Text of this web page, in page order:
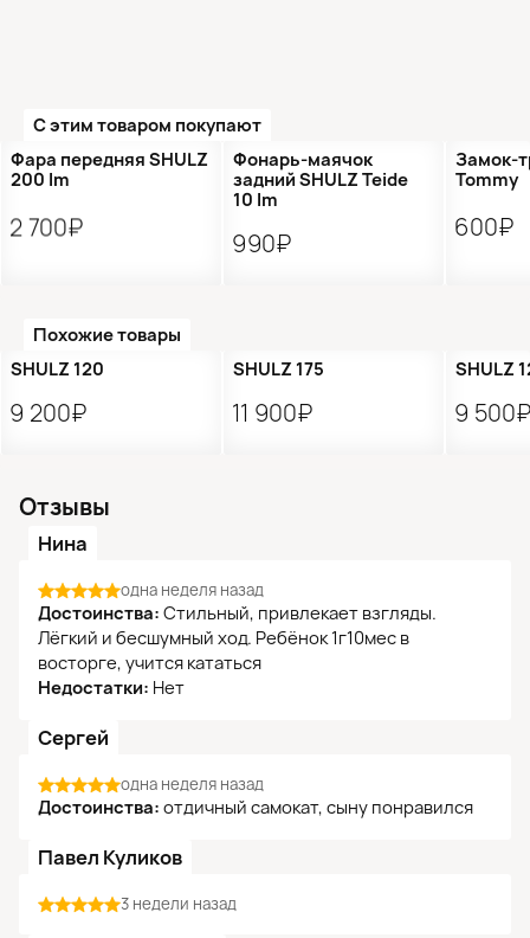
С этим товаром покупают
Фара передняя SHULZ
200 lm
2 700₽
Фонарь-маячок
задний SHULZ Teide
10 lm
990₽
Замок-
Tommy
600₽
Похожие товары
SHULZ 120
9 200₽
SHULZ 175
11 900₽
SHULZ
9
Отзывы
Нина
одна неделя назад
Достоинства: Стильный, привлекает взгляды.
Лёгкий и бесшумный ход. Ребёнок 1г10мес в
восторге, учится кататься
Недостатки: Нет
Сергей
одна неделя назад
Достоинства: отдичный самокат, сыну понравился
Павел Куликов
3 недели назад